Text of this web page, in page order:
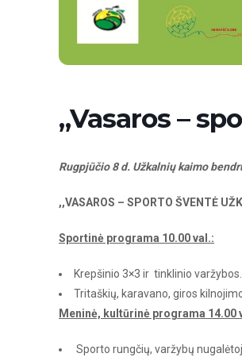
„Vasaros –
Rugpjūčio 8 d. Užkalnių kaimo
,,VASAROS – SPORTO ŠVENTĖ
Sportinė programa 10.00 val.:
Krepšinio 3×3 ir tinklinio varžybos.
Tritaškių, karavano, giros
Meninė, kultūrinė programa 14.00
Sporto rungčių, varžybų